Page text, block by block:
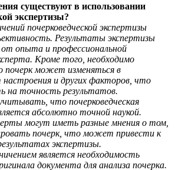
существуют в использовании
экспертизы?
почерковедческой экспертизы
Результаты экспертизы
опыта и профессиональной
Кроме того, необходимо
может изменяться в
и других факторов, что
на точность результатов.
что почерковедческая
абсолютно точной наукой.
могут иметь разные мнения о том,
почерк, что может привести к
экспертизы.
является необходимость
документа для анализа почерка.